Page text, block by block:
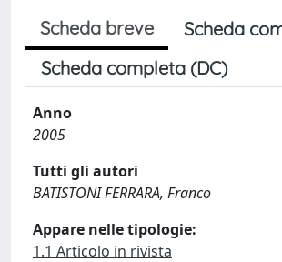
Scheda breve
Scheda
Scheda completa (DC)
Anno
2005
Tutti gli autori
BATISTONI FERRARA, Franco
Appare nelle tipologie:
1.1 Articolo in rivista